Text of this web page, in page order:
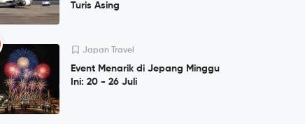
Turis Asing
Japan Travel
Event Menarik di Jepang Minggu
Ini: 20 - 26 Juli